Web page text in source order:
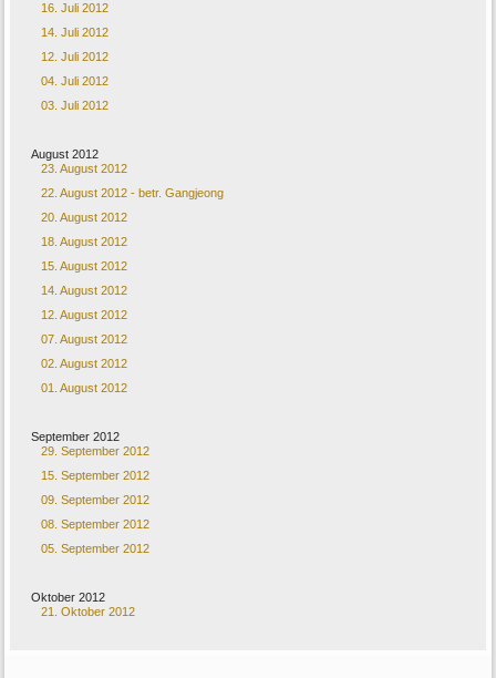
16. Juli 2012
14. Juli 2012
12. Juli 2012
04. Juli 2012
03. Juli 2012
August 2012
23. August 2012
22. August 2012 - betr. Gangjeong
20. August 2012
18. August 2012
15. August 2012
14. August 2012
12. August 2012
07. August 2012
02. August 2012
01. August 2012
September 2012
29. September 2012
15. September 2012
09. September 2012
08. September 2012
05. September 2012
Oktober 2012
21. Oktober 2012